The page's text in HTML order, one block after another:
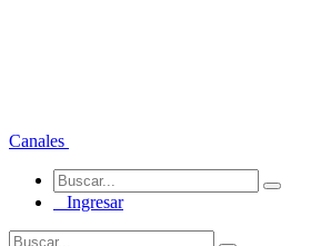
Canales
Ingresar